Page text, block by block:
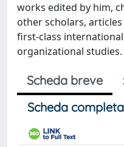
works edited by him,
other scholars,
first-class
organizational studies.
Scheda breve
Scheda